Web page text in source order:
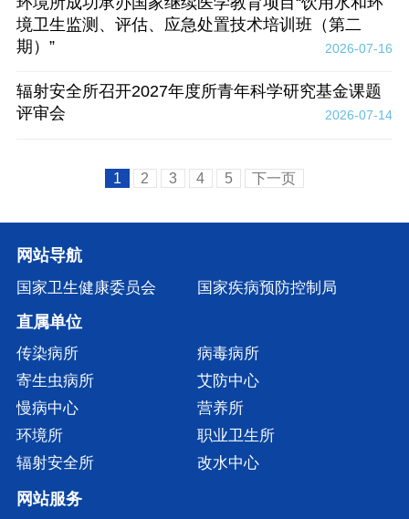
境卫生监测、评估、应急处置技术培训班（第二
期）”
2026-07-16
辐射安全所召开2027年度所青年科学研究基金课题
评审会
2026-07-14
1 2 3 4 5 下一页
网站导航
国家卫生健康委员会 国家疾病预防控制局
直属单位
传染病所
病毒病所
寄生虫病所
艾防中心
慢病中心
营养所
环境所
职业卫生所
辐射安全所
改水中心
网站服务